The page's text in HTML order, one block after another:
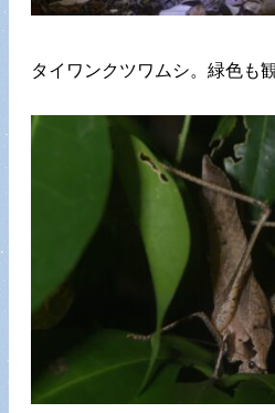
タイワンクツワムシ。緑色も